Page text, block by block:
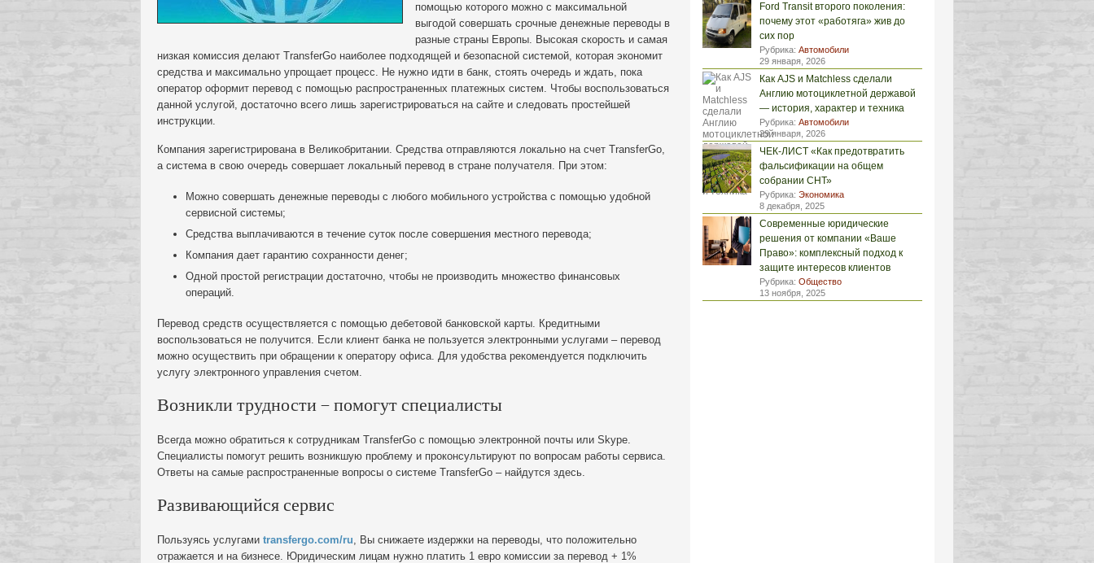
помощью которого можно с максимальной
выгодой совершать срочные денежные переводы в
разные страны Европы. Высокая скорость и самая
низкая комиссия делают TransferGo наиболее подходящей и безопасной системой, которая экономит
средства и максимально упрощает процесс. Не нужно идти в банк, стоять очередь и ждать, пока
оператор оформит перевод с помощью распространенных платежных систем. Чтобы воспользоваться
данной услугой, достаточно всего лишь зарегистрироваться на сайте и следовать простейшей
инструкции.
Компания зарегистрирована в Великобритании. Средства отправляются локально на счет TransferGo,
а система в свою очередь совершает локальный перевод в стране получателя. При этом:
Можно совершать денежные переводы с любого мобильного устройства с помощью удобной
сервисной системы;
Средства выплачиваются в течение суток после совершения местного перевода;
Компания дает гарантию сохранности денег;
Одной простой регистрации достаточно, чтобы не производить множество финансовых
операций.
Перевод средств осуществляется с помощью дебетовой банковской карты. Кредитными
воспользоваться не получится. Если клиент банка не пользуется электронными услугами – перевод
можно осуществить при обращении к оператору офиса. Для удобства рекомендуется подключить
услугу электронного управления счетом.
Возникли трудности – помогут специалисты
Всегда можно обратиться к сотрудникам TransferGo с помощью электронной почты или Skype.
Специалисты помогут решить возникшую проблему и проконсультируют по вопросам работы сервиса.
Ответы на самые распространенные вопросы о системе TransferGo – найдутся здесь.
Развивающийся сервис
Пользуясь услугами transfergo.com/ru, Вы снижаете издержки на переводы, что положительно
отражается и на бизнесе. Юридическим лицам нужно платить 1 евро комиссии за перевод + 1%
Ford Transit второго поколения:
почему этот «работяга» жив до
сих пор
Рубрика: Автомобили
29 января, 2026
Как AJS и Matchless сделали
Англию мотоциклетной державой
— история, характер и техника
Рубрика: Автомобили
29 января, 2026
ЧЕК-ЛИСТ «Как предотвратить
фальсификации на общем
собрании СНТ»
Рубрика: Экономика
8 декабря, 2025
Современные юридические
решения от компании «Ваше
Право»: комплексный подход к
защите интересов клиентов
Рубрика: Общество
13 ноября, 2025